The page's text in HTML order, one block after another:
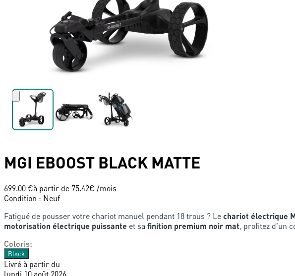
MGI EBOOST BLACK MATTE
699.00 €à partir de 75.42€ /mois
Condition : Neuf
Fatigué de pousser votre chariot manuel pendant 18 trous ? Le chariot électrique
motorisation électrique puissante et sa finition premium noir mat , profitez d'un
Coloris:
Black
Livré à partir du
lundi 10 août 2026